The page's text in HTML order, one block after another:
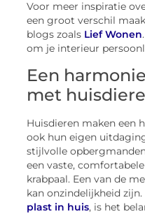
Voor meer inspiratie
een groot verschil
blogs zoals Lief Wonen
om je interieur
Een
met
Huisdieren maken een
ook hun eigen
stijlvolle
een vaste,
krabpaal. Een van de
kan onzindelijkheid
plast in huis, is het